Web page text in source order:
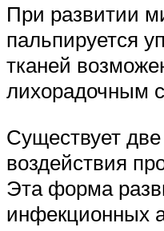
При развитии
пальпируется
тканей
лихорадочным
Существует
воздействия
Эта форма
инфекционных